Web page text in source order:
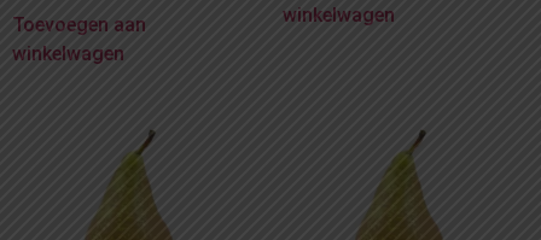
Toevoegen aan
winkelwagen
winkelwagen